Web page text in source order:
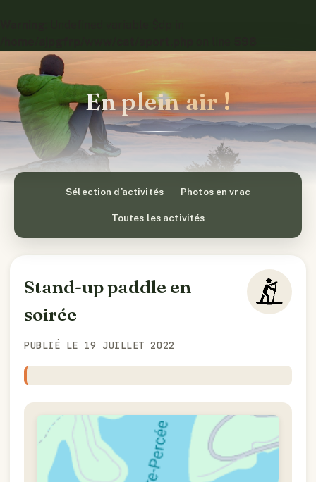
En plein air !
Sélection d’activités Photos en vrac
Toutes les activités
Stand-up paddle en
soirée
PUBLIÉ LE 19 JUILLET 2022